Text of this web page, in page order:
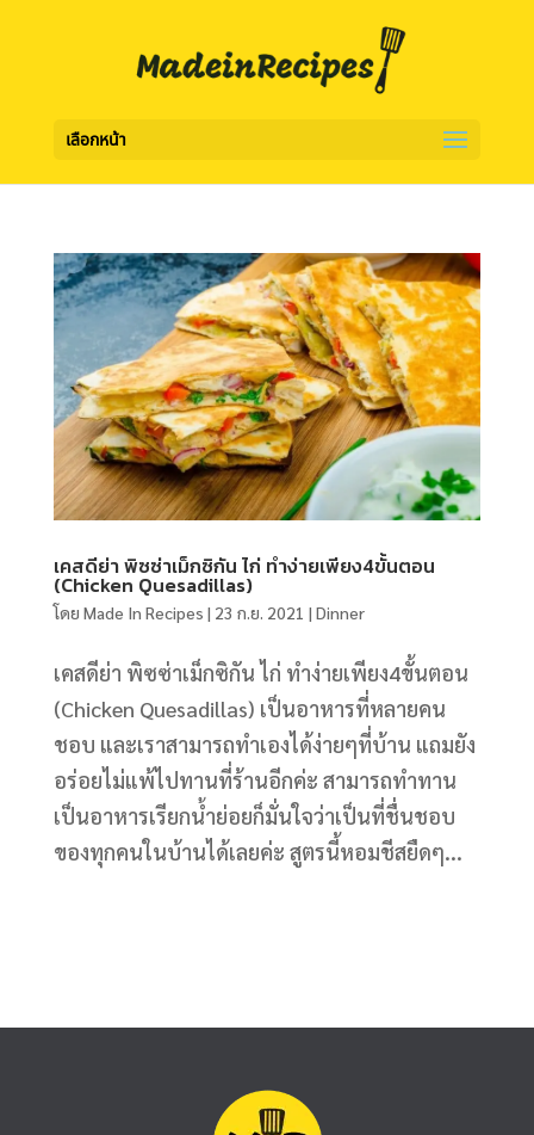
เลือกหน้า
เคสดีย่า พิซซ่าเม็กซิกัน ไก่ ทำง่ายเพียง4ขั้นตอน
(Chicken Quesadillas)
โดย Made In Recipes | 23 ก.ย. 2021 | Dinner
เคสดีย่า พิซซ่าเม็กซิกัน ไก่ ทำง่ายเพียง4ขั้นตอน
(Chicken Quesadillas) เป็นอาหารที่หลายคน
ชอบ และเราสามารถทำเองได้ง่ายๆที่บ้าน แถมยัง
อร่อยไม่แพ้ไปทานที่ร้านอีกค่ะ สามารถทำทาน
เป็นอาหารเรียกน้ำย่อยก็มั่นใจว่าเป็นที่ชื่นชอบ
ของทุกคนในบ้านได้เลยค่ะ สูตรนี้หอมชีสยืดๆ...